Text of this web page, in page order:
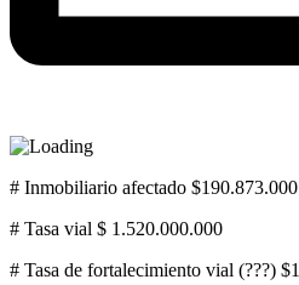
# Inmobiliario afectado $190.873.000
# Tasa vial $ 1.520.000.000
# Tasa de fortalecimiento vial (???)